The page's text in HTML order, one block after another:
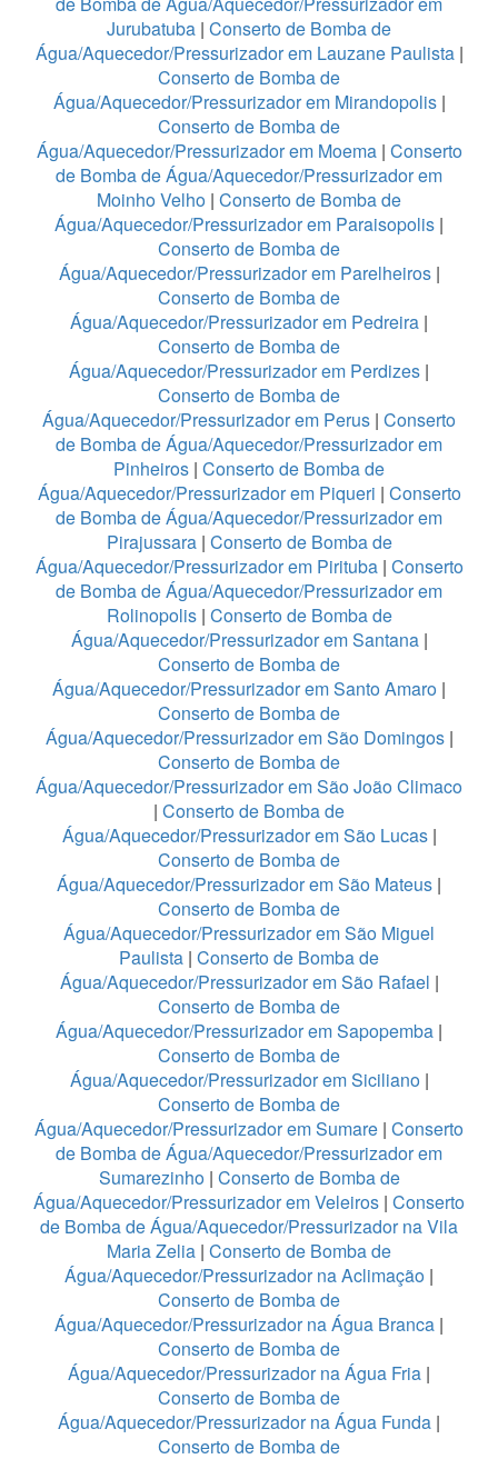
Jurubatuba | Conserto de Bomba de
Água/Aquecedor/Pressurizador em Lauzane Paulista |
Conserto de Bomba de
Água/Aquecedor/Pressurizador em Mirandopolis|
Conserto de Bomba de
Água/Aquecedor/Pressurizador em Moema| Conserto
de Bomba de Água/Aquecedor/Pressurizador em
Moinho Velho | Conserto de Bomba de
Água/Aquecedor/Pressurizador em Paraisopolis |
Conserto de Bomba de
Água/Aquecedor/Pressurizador em Parelheiros|
Conserto de Bomba de
Água/Aquecedor/Pressurizador em Pedreira |
Conserto de Bomba de
Água/Aquecedor/Pressurizador em Perdizes |
Conserto de Bomba de
Água/Aquecedor/Pressurizador em Perus | Conserto
de Bomba de Água/Aquecedor/Pressurizador em
Pinheiros | Conserto de Bomba de
Água/Aquecedor/Pressurizador em Piqueri | Conserto
de Bomba de Água/Aquecedor/Pressurizador em
Pirajussara| Conserto de Bomba de
Água/Aquecedor/Pressurizador em Pirituba| Conserto
de Bomba de Água/Aquecedor/Pressurizador em
Rolinopolis| Conserto de Bomba de
Água/Aquecedor/Pressurizador em Santana|
Conserto de Bomba de
Água/Aquecedor/Pressurizador em Santo Amaro |
Conserto de Bomba de
Água/Aquecedor/Pressurizador em São Domingos|
Conserto de Bomba de
Água/Aquecedor/Pressurizador em São João Climaco
| Conserto de Bomba de
Água/Aquecedor/Pressurizador em São Lucas|
Conserto de Bomba de
Água/Aquecedor/Pressurizador em São Mateus |
Conserto de Bomba de
Água/Aquecedor/Pressurizador em São Miguel
Paulista | Conserto de Bomba de
Água/Aquecedor/Pressurizador em São Rafael |
Conserto de Bomba de
Água/Aquecedor/Pressurizador em Sapopemba |
Conserto de Bomba de
Água/Aquecedor/Pressurizador em Siciliano|
Conserto de Bomba de
Água/Aquecedor/Pressurizador em Sumare | Conserto
de Bomba de Água/Aquecedor/Pressurizador em
Sumarezinho| Conserto de Bomba de
Água/Aquecedor/Pressurizador em Veleiros | Conserto
de Bomba de Água/Aquecedor/Pressurizador na Vila
Maria Zelia | Conserto de Bomba de
Água/Aquecedor/Pressurizador na Aclimação |
Conserto de Bomba de
Água/Aquecedor/Pressurizador na Água Branca |
Conserto de Bomba de
Água/Aquecedor/Pressurizador na Água Fria |
Conserto de Bomba de
Água/Aquecedor/Pressurizador na Água Funda |
Conserto de Bomba de